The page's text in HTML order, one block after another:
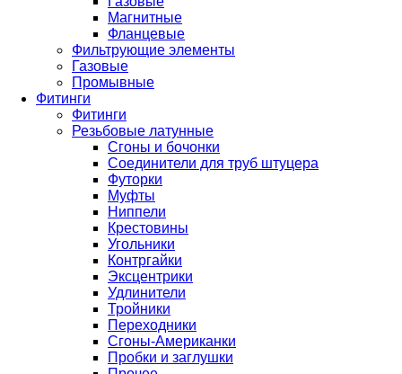
Магнитные
Фланцевые
Фильтрующие элементы
Газовые
Промывные
Фитинги
Фитинги
Резьбовые латунные
Сгоны и бочонки
Соединители для труб штуцера
Футорки
Муфты
Ниппели
Крестовины
Угольники
Контргайки
Эксцентрики
Удлинители
Тройники
Переходники
Сгоны-Американки
Пробки и заглушки